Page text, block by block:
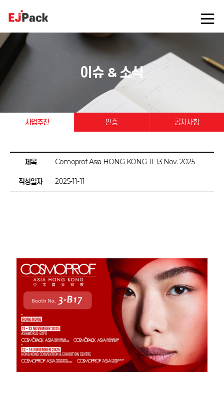
이슈 & 소식
사업추진 인증 공지사항
제목 Comoprof Asia HONG KONG 11-13 Nov. 2025
작성일자 2025-11-11